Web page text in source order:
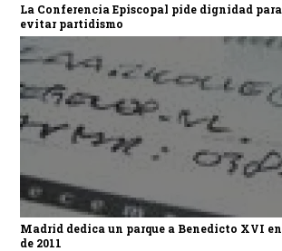
La Conferencia Episcopal pide dignidad
evitar partidismo
Madrid dedica un parque a Benedicto XVI
de 2011